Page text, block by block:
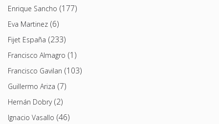
Enrique Sancho (177)
Eva Martinez (6)
Fijet España (233)
Francisco Almagro (1)
Francisco Gavilan (103)
Guillermo Ariza (7)
Hernán Dobry(2)
Ignacio Vasallo (46)